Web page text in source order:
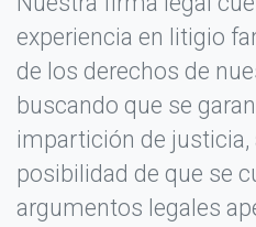
experiencia en litigio
de los derechos de
buscando que se
impartición de justicia,
posibilidad de que se
argumentos legales